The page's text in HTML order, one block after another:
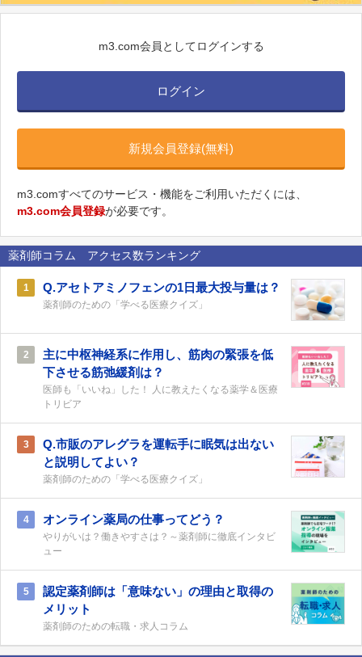
m3.com会員としてログインする
ログイン
新規会員登録(無料)
m3.comすべてのサービス・機能をご利用いただくには、
m3.com会員登録が必要です。
薬剤師コラム アクセス数ランキング
1 Q.アセトアミノフェンの1日最大投与量は？
薬剤師のための「学べる医療クイズ」
2
主に中枢神経系に作用し、筋肉の緊張を低
下させる筋弛緩剤は？
医師も「いいね」した！ 人に教えたくなる薬学＆医療
トリビア
3
Q.市販のアレグラを運転手に眠気は出ない
と説明してよい？
薬剤師のための「学べる医療クイズ」
4 オンライン薬局の仕事ってどう？
やりがいは？働きやすさは？～薬剤師に徹底インタビ
ュー
5
認定薬剤師は「意味ない」の理由と取得の
メリット
薬剤師のための転職・求人コラム